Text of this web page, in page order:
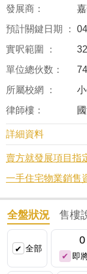
預計關鍵日期 ：
單位總伙数： 74
實呎範圍 ：
律師樓：
所屬校網 ：
發展商：
詳細資料
賣方就發展項目指
一手住宅物業銷售
全盤狀況 售樓
全部
0
即